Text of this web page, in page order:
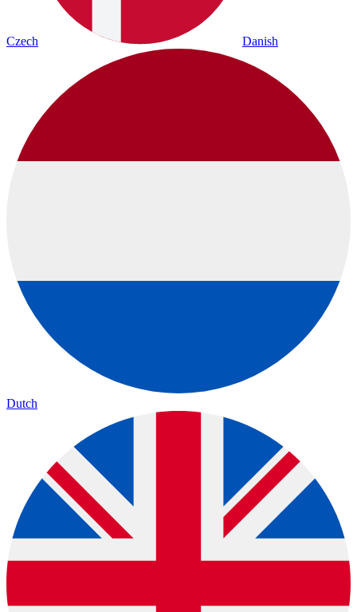
Czech Danish
Dutch